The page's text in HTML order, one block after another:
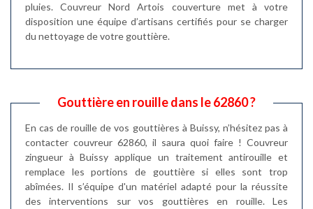
pluies. Couvreur Nord Artois couverture met à votre
disposition une équipe d’artisans certifiés pour se charger
du nettoyage de votre gouttière.
Gouttière en rouille dans le 62860 ?
En cas de rouille de vos gouttières à Buissy, n’hésitez pas à
contacter couvreur 62860, il saura quoi faire ! Couvreur
zingueur à Buissy applique un traitement antirouille et
remplace les portions de gouttière si elles sont trop
abîmées. Il s’équipe d'un matériel adapté pour la réussite
des interventions sur vos gouttières en rouille. Les